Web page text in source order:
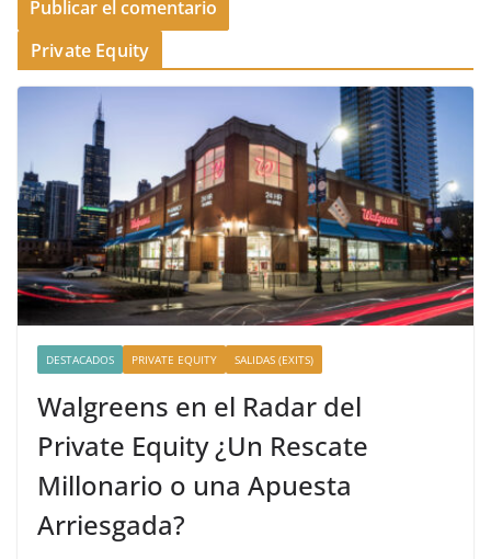
Private Equity
DESTACADOS PRIVATE EQUITY SALIDAS (EXITS)
Walgreens en el Radar del
Private Equity ¿Un Rescate
Millonario o una Apuesta
Arriesgada?